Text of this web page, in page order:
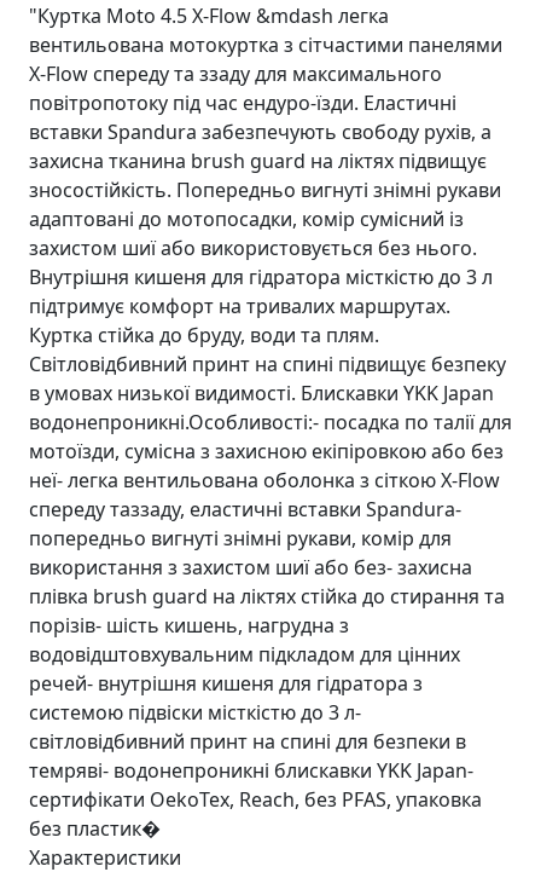
"Куртка Moto 4.5 X-Flow &mdash легка
вентильована мотокуртка з сітчастими панелями
X-Flow спереду та ззаду для максимального
повітропотоку під час ендуро-їзди. Еластичні
вставки Spandura забезпечують свободу рухів, а
захисна тканина brush guard на ліктях підвищує
зносостійкість. Попередньо вигнуті знімні рукави
адаптовані до мотопосадки, комір сумісний із
захистом шиї або використовується без нього.
Внутрішня кишеня для гідратора місткістю до 3 л
підтримує комфорт на тривалих маршрутах.
Куртка стійка до бруду, води та плям.
Світловідбивний принт на спині підвищує безпеку
в умовах низької видимості. Блискавки YKK Japan
водонепроникні.Особливості:- посадка по талії для
мотоїзди, сумісна з захисною екіпіровкою або без
неї- легка вентильована оболонка з сіткою X-Flow
спереду таззаду, еластичні вставки Spandura-
попередньо вигнуті знімні рукави, комір для
використання з захистом шиї або без- захисна
плівка brush guard на ліктях стійка до стирання та
порізів- шість кишень, нагрудна з
водовідштовхувальним підкладом для цінних
речей- внутрішня кишеня для гідратора з
системою підвіски місткістю до 3 л-
світловідбивний принт на спині для безпеки в
темряві- водонепроникні блискавки YKK Japan-
сертифікати OekoTex, Reach, без PFAS, упаковка
без пластик�
Характеристики